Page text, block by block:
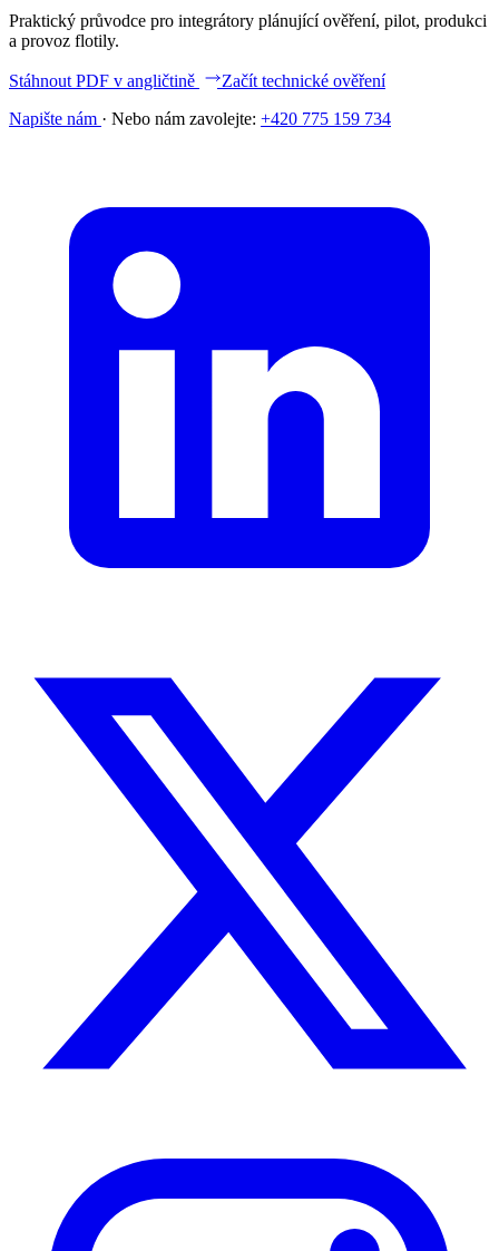
Praktický průvodce pro integrátory plánující ověření, pilot, produkci
a provoz flotily.
Stáhnout PDF v angličtině
Začít technické ověření
Napište nám · Nebo nám zavolejte: +420 775 159 734